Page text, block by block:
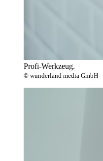
Profi-Werkzeug.
© wunderland media GmbH